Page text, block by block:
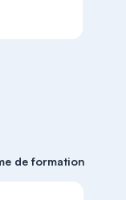
de formation